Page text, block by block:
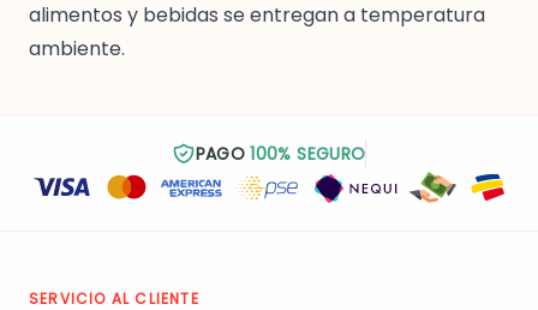
alimentos y bebidas se entregan a temperatura
ambiente.
PAGO100% SEGURO
SERVICIO AL CLIENTE